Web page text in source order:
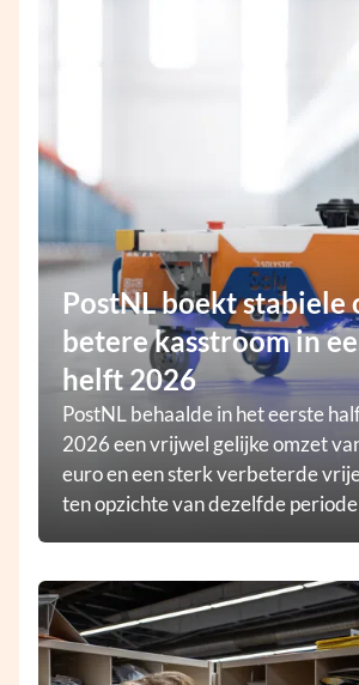
PostNL boekt stabiele
betere kasstroom in
helft 2026
PostNL behaalde in het eerste
2026 een vrijwel gelijke omzet
euro en een sterk verbeterde
ten opzichte van dezelfde